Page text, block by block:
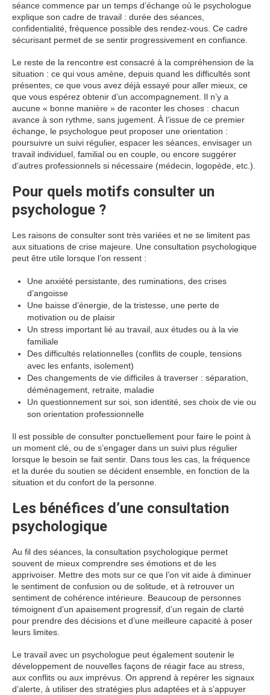
séance commence par un temps d’échange où le psychologue
explique son cadre de travail : durée des séances,
confidentialité, fréquence possible des rendez-vous. Ce cadre
sécurisant permet de se sentir progressivement en confiance.
Le reste de la rencontre est consacré à la compréhension de la
situation : ce qui vous amène, depuis quand les difficultés sont
présentes, ce que vous avez déjà essayé pour aller mieux, ce
que vous espérez obtenir d’un accompagnement. Il n’y a
aucune « bonne manière » de raconter les choses : chacun
avance à son rythme, sans jugement. À l’issue de ce premier
échange, le psychologue peut proposer une orientation :
poursuivre un suivi régulier, espacer les séances, envisager un
travail individuel, familial ou en couple, ou encore suggérer
d’autres professionnels si nécessaire (médecin, logopède, etc.).
Pour quels motifs consulter un
psychologue ?
Les raisons de consulter sont très variées et ne se limitent pas
aux situations de crise majeure. Une consultation psychologique
peut être utile lorsque l’on ressent :
Une anxiété persistante, des ruminations, des crises
d’angoisse
Une baisse d’énergie, de la tristesse, une perte de
motivation ou de plaisir
Un stress important lié au travail, aux études ou à la vie
familiale
Des difficultés relationnelles (conflits de couple, tensions
avec les enfants, isolement)
Des changements de vie difficiles à traverser : séparation,
déménagement, retraite, maladie
Un questionnement sur soi, son identité, ses choix de vie ou
son orientation professionnelle
Il est possible de consulter ponctuellement pour faire le point à
un moment clé, ou de s’engager dans un suivi plus régulier
lorsque le besoin se fait sentir. Dans tous les cas, la fréquence
et la durée du soutien se décident ensemble, en fonction de la
situation et du confort de la personne.
Les bénéfices d’une consultation
psychologique
Au fil des séances, la consultation psychologique permet
souvent de mieux comprendre ses émotions et de les
apprivoiser. Mettre des mots sur ce que l’on vit aide à diminuer
le sentiment de confusion ou de solitude, et à retrouver un
sentiment de cohérence intérieure. Beaucoup de personnes
témoignent d’un apaisement progressif, d’un regain de clarté
pour prendre des décisions et d’une meilleure capacité à poser
leurs limites.
Le travail avec un psychologue peut également soutenir le
développement de nouvelles façons de réagir face au stress,
aux conflits ou aux imprévus. On apprend à repérer les signaux
d’alerte, à utiliser des stratégies plus adaptées et à s’appuyer